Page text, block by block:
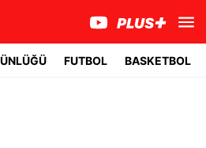
FUTBOL BASKETBOL